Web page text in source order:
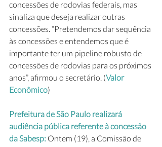
concessões de rodovias federais, mas
sinaliza que deseja realizar outras
concessões. “Pretendemos dar sequência
às concessões e entendemos que é
importante ter um pipeline robusto de
concessões de rodovias para os próximos
anos”, afirmou o secretário. (Valor
Econômico)
Prefeitura de São Paulo realizará
audiência pública referente à concessão
da Sabesp: Ontem (19), a Comissão de